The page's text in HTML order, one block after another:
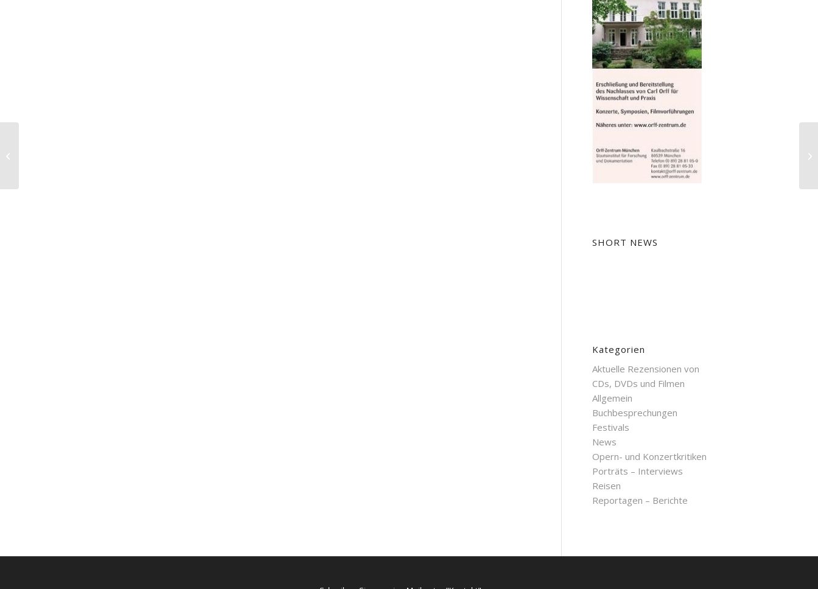
SHORT NEWS
Kategorien
Aktuelle Rezensionen von
CDs, DVDs und Filmen
Allgemein
Buchbesprechungen
Festivals
News
Opern- und Konzertkritiken
Porträts – Interviews
Reisen
Reportagen – Berichte